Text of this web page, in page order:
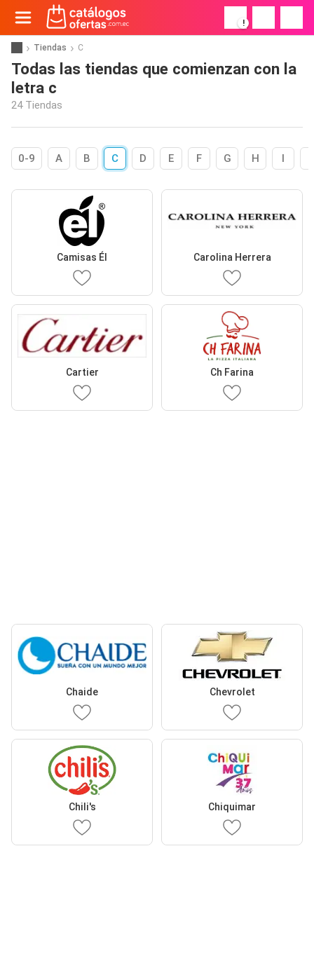
!
Tiendas C
Todas las tiendas que comienzan con la
letra c
24 Tiendas
0-9 A B C D E F G H I
Camisas Él Carolina Herrera
Cartier Ch Farina
Chaide Chevrolet
Chili's Chiquimar